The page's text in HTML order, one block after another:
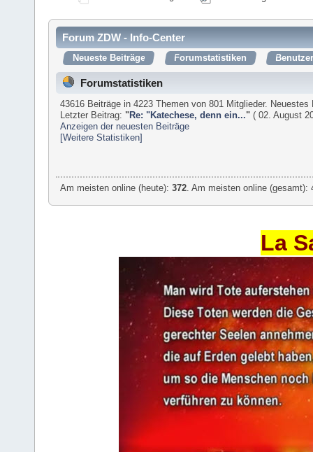
Forum ZDW - Info-Center
Neueste Beiträge Forumstatistiken
Forumstatistiken
43616 Beiträge in 4223 Themen von 801 Mitglieder.
Letzter Beitrag: "Re: "Katechese, denn ein..." ( 02. August
Anzeigen der neuesten Beiträge
[Weitere Statistiken]
Am meisten online (heute):372 . Am meisten online
La